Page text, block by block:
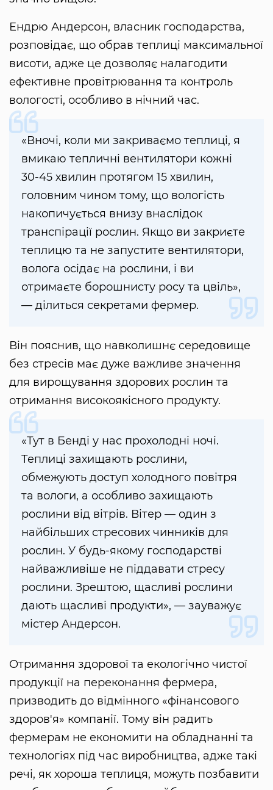
Ендрю Андерсон, власник господарства,
розповідає, що обрав теплиці максимальної
висоти, адже це дозволяє налагодити
ефективне провітрювання та контроль
вологості, особливо в нічний час.
«Вночі, коли ми закриваємо теплиці, я
вмикаю тепличні вентилятори кожні
30-45 хвилин протягом 15 хвилин,
головним чином тому, що вологість
накопичується внизу внаслідок
транспірації рослин. Якщо ви закриєте
теплицю та не запустите вентилятори,
волога осідає на рослини, і ви
отримаєте борошнисту росу та цвіль»,
— ділиться секретами фермер.
Він пояснив, що навколишнє середовище
без стресів має дуже важливе значення
для вирощування здорових рослин та
отримання високоякісного продукту.
«Тут в Бенді у нас прохолодні ночі.
Теплиці захищають рослини,
обмежують доступ холодного повітря
та вологи, а особливо захищають
рослини від вітрів. Вітер — один з
найбільших стресових чинників для
рослин. У будь-якому господарстві
найважливіше не піддавати стресу
рослини. Зрештою, щасливі рослини
дають щасливі продукти», — зауважує
містер Андерсон.
Отримання здорової та екологічно чистої
продукції на переконання фермера,
призводить до відмінного «фінансового
здоров'я» компанії. Тому він радить
фермерам не економити на обладнанні та
технологіях під час виробництва, адже такі
речі, як хороша теплиця, можуть позбавити